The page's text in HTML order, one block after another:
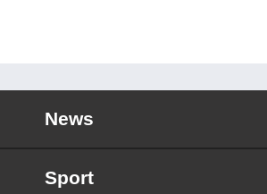
News
Sport